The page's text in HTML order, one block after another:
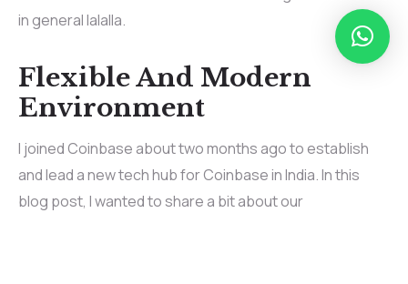
in general lalalla.
Flexible And Modern
Environment
I joined Coinbase about two months ago to establish
and lead a new tech hub for Coinbase in India. In this
blog post, I wanted to share a bit about our